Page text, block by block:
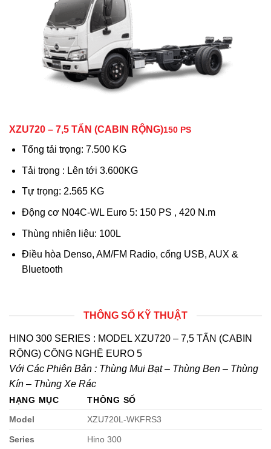
XZU720 – 7,5 TẤN (CABIN RỘNG)150 PS
Tổng tải trọng: 7.500 KG
Tải trọng : Lên tới 3.600KG
Tự trọng: 2.565 KG
Động cơ N04C-WL Euro 5: 150 PS , 420 N.m
Thùng nhiên liệu: 100L
Điều hòa Denso, AM/FM Radio, cổng USB, AUX &
Bluetooth
THÔNG SỐ KỸ THUẬT
HINO 300 SERIES : MODEL XZU720 – 7,5 TẤN (CABIN
RỘNG) CÔNG NGHỆ EURO 5
Với Các Phiên Bản : Thùng Mui Bạt – Thùng Ben – Thùng
Kín – Thùng Xe Rác
HẠNG MỤC
THÔNG SỐ
Model
XZU720L-WKFRS3
Series Hino 300